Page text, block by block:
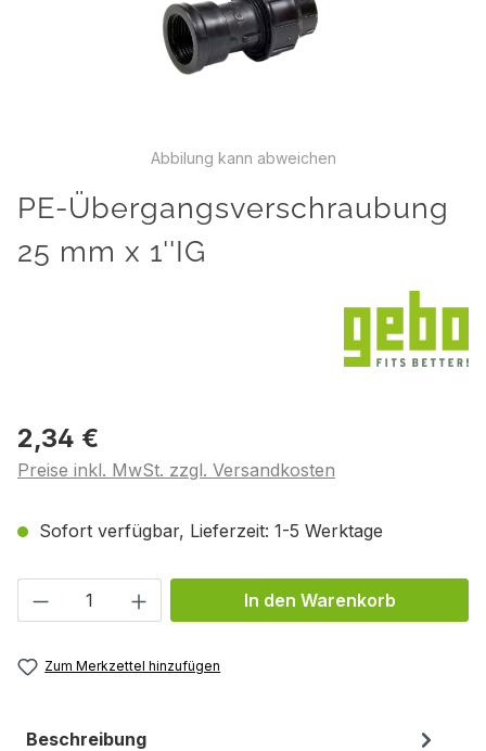
Abbilung kann abweichen
PE-Übergangsverschraubung
25 mm x 1''IG
2,34 €
Preise inkl. MwSt. zzgl. Versandkosten
Sofort verfügbar, Lieferzeit: 1-5 Werktage
Produkt Anzahl: Gib den gewünschten
In den Warenkorb
Zum Merkzettel hinzufügen
Beschreibung